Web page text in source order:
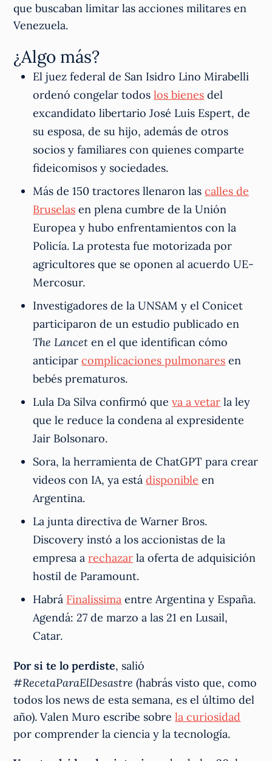
que buscaban limitar las acciones militares en
Venezuela.
¿Algo más?
El juez federal de San Isidro Lino Mirabelli
ordenó congelar todoslos bienes del
excandidato libertario José Luis Espert, de
su esposa, de su hijo, además de otros
socios y familiares con quienes comparte
fideicomisos y sociedades.
Más de 150 tractores llenaron lascalles de
Bruselas en plena cumbre de la Unión
Europea y hubo enfrentamientos con la
Policía. La protesta fue motorizada por
agricultores que se oponen al acuerdo UE-
Mercosur.
Investigadores de la UNSAM y el Conicet
participaron de un estudio publicado en
The Lancet en el que identifican cómo
anticiparcomplicaciones pulmonares en
bebés prematuros.
Lula Da Silva confirmó queva a vetar la ley
que le reduce la condena al expresidente
Jair Bolsonaro.
Sora, la herramienta de ChatGPT para crear
videos con IA, ya estádisponible en
Argentina.
La junta directiva de Warner Bros.
Discovery instó a los accionistas de la
empresa arechazar la oferta de adquisición
hostil de Paramount.
Habrá Finalissima entre Argentina y España.
Agendá: 27 de marzo a las 21 en Lusail,
Catar.
Por si te lo perdiste, salió
#RecetaParaElDesastre (habrás visto que, como
todos los news de esta semana, es el último del
año). Valen Muro escribe sobrela curiosidad
por comprender la ciencia y la tecnología.